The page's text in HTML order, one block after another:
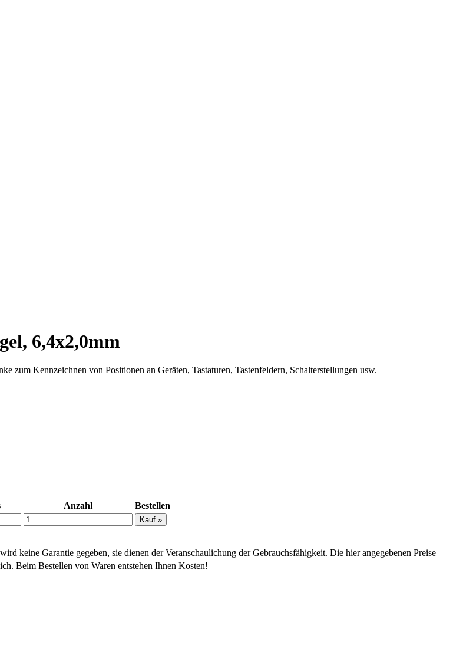
6,4x2,0mm
zum Kennzeichnen von Positionen an Geräten, Tastaturen, Tastenfeldern, Schalterstellungen usw.
Anzahl
Bestellen
keine Garantie gegeben, sie dienen der Veranschaulichung der Gebrauchsfähigkeit. Die hier angegebenen Preise
Beim Bestellen von Waren entstehen Ihnen Kosten!